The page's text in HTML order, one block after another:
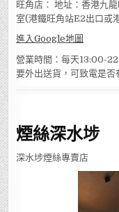
旺角店： 地址：香港九
室(港鐵旺角站E2出口或
進入Google地圖
營業時間：每天13:00-
要外出送貨，可致電是否
煙絲深水埗
深水埗煙絲專賣店